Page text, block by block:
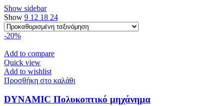
Show sidebar
Show 9 12 18 24
-20%
Add to compare
Quick view
Add to wishlist
Προσθήκη στο καλάθι
DYNAMIC Πολυκοπτικό μηχάνημα